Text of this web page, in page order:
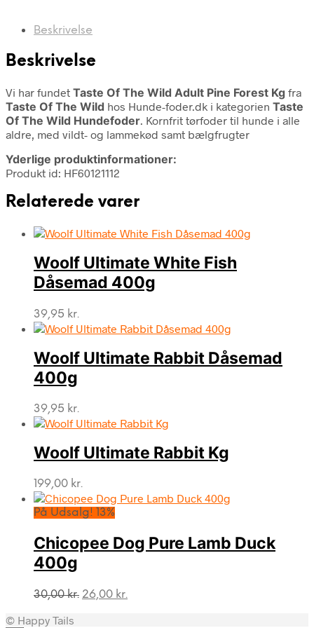
Beskrivelse
Beskrivelse
Vi har fundet Taste Of The Wild Adult Pine Forest Kg fra
Taste Of The Wild hos Hunde-foder.dk i kategorien Taste
Of The Wild Hundefoder. Kornfrit tørfoder til hunde i alle
aldre, med vildt- og lammekød samt bælgfrugter
Yderlige produktinformationer:
Produkt id: HF60121112
Relaterede varer
Woolf Ultimate White Fish
Dåsemad 400g
39,95 kr.
Woolf Ultimate Rabbit Dåsemad
400g
39,95 kr.
Woolf Ultimate Rabbit Kg
199,00 kr.
På Udsalg! 13%
Chicopee Dog Pure Lamb Duck
400g
30,00kr. Den
26,00 kr.
© Happy Tails